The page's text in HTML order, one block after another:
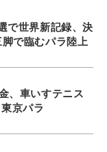
で世界新記録、決
で臨むパラ陸上
、車いすテニス
京パラ